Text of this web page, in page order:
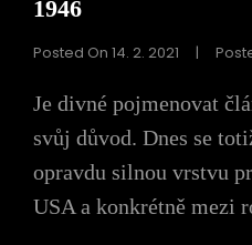
1946
Posted On 14. 2. 2021 |
Je divné pojmenovat
svůj důvod. Dnes se
opravdu silnou vrstvu
USA a konkrétně mezi